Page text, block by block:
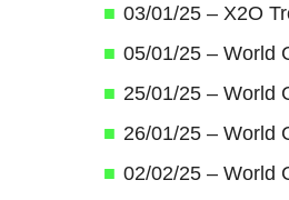
03/01/25 – X2O
05/01/25 – World
25/01/25 – World
26/01/25 – World
02/02/25 – World